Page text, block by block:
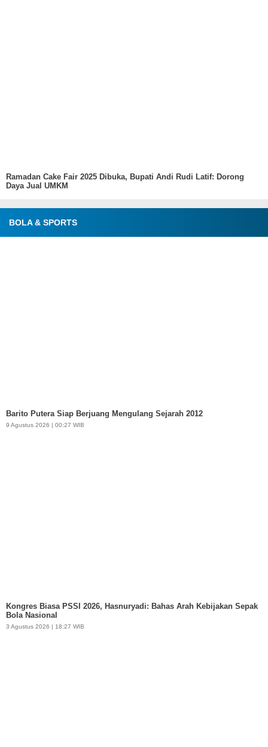
Ramadan Cake Fair 2025 Dibuka, Bupati Andi Rudi Latif: Dorong
Daya Jual UMKM
BOLA & SPORTS
Barito Putera Siap Berjuang Mengulang Sejarah 2012
9 Agustus 2026 | 00:27 WIB
Kongres Biasa PSSI 2026, Hasnuryadi: Bahas Arah Kebijakan Sepak
Bola Nasional
3 Agustus 2026 | 18:27 WIB